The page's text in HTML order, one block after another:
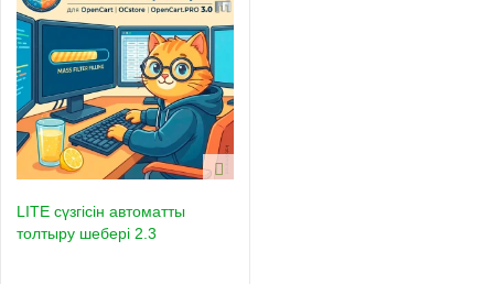
LITE сүзгісін автоматты
толтыру шебері 2.3